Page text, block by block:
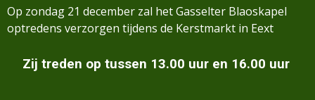
Op zondag 21 december zal het Gasselter Blaoskapel
optredens verzorgen tijdens de Kerstmarkt in Eext
Zij treden op tussen 13.00 uur en 16.00 uur